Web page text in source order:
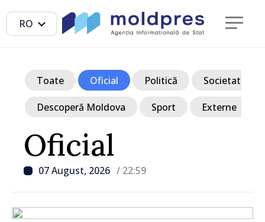
RO
Oficial
07 August, 2026 / 22:59
Toate Oficial Politică Societate
Descoperă Moldova Sport Externe